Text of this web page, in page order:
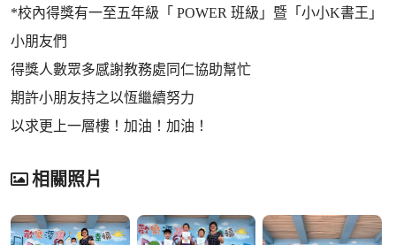
*校內得獎有一至五年級「 POWER 班級」暨「小小K書王」
小朋友們
得獎人數眾多感謝教務處同仁協助幫忙
期許小朋友持之以恆繼續努力
以求更上一層樓！加油！加油！
相關照片